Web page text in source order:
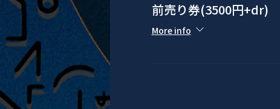
前売り券(3500円+dr)
More info